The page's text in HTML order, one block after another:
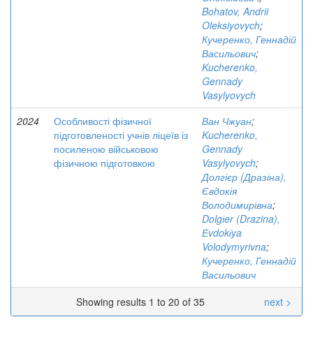
Bohatov, Andrii
Oleksiyovych;
Кучеренко, Геннадій
Васильович;
Kucherenko,
Gennady
Vasylyovych
2024
Особливості фізичної
підготовленості учнів ліцеїв із
посиленою військовою
фізичною підготовкою
Ван Чжуан;
Kucherenko,
Gennady
Vasylyovych;
Долгієр (Дразіна),
Євдокія
Володимирівна;
Dolgіer (Drazina),
Еvdokіya
Volodymyrivna;
Кучеренко, Геннадій
Васильович
Showing results 1 to 20 of 35
next >